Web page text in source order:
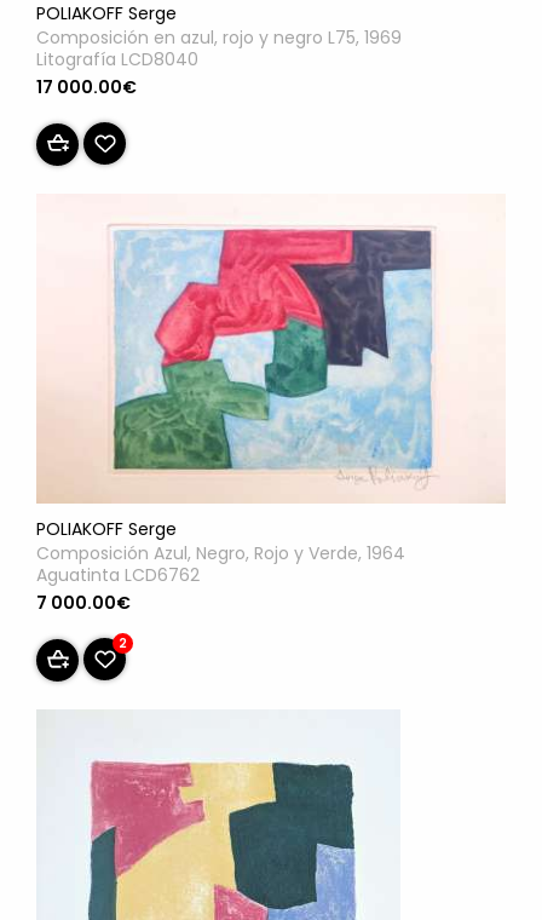
POLIAKOFF Serge
Composición en azul, rojo y negro L75, 1969
Litografía LCD8040
17 000.00€
POLIAKOFF Serge
Composición Azul, Negro, Rojo y Verde, 1964
Aguatinta LCD6762
7 000.00€
2